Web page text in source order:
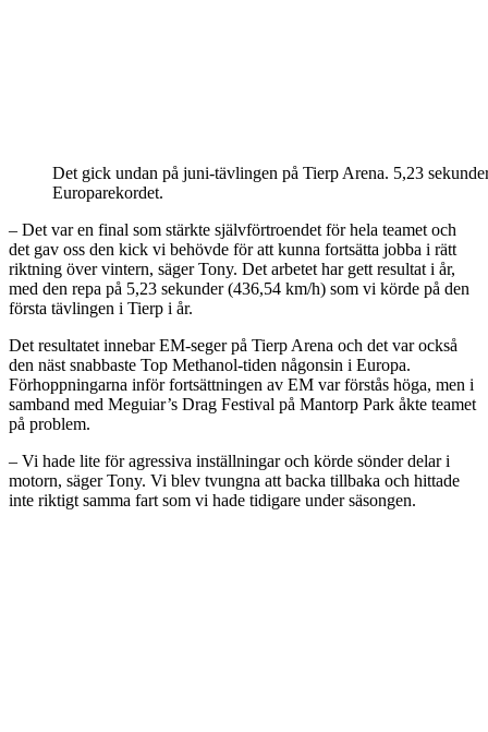
Det gick undan på juni-tävlingen på Tierp Arena. 5,23
Europarekordet.
– Det var en final som stärkte självförtroendet för hela teamet och
det gav oss den kick vi behövde för att kunna fortsätta jobba i rätt
riktning över vintern, säger Tony. Det arbetet har gett resultat i år,
med den repa på 5,23 sekunder (436,54 km/h) som vi körde på den
första tävlingen i Tierp i år.
Det resultatet innebar EM-seger på Tierp Arena och det var också
den näst snabbaste Top Methanol-tiden någonsin i Europa.
Förhoppningarna inför fortsättningen av EM var förstås höga, men i
samband med Meguiar’s Drag Festival på Mantorp Park åkte teamet
på problem.
– Vi hade lite för agressiva inställningar och körde sönder delar i
motorn, säger Tony. Vi blev tvungna att backa tillbaka och hittade
inte riktigt samma fart som vi hade tidigare under säsongen.